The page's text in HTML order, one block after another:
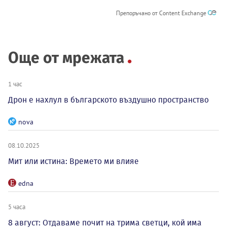
Препоръчано от Content Exchange
Още от мрежата
1 час
Дрон е нахлул в българското въздушно пространство
nova
08.10.2025
Мит или истина: Времето ми влияе
edna
5 часа
8 август: Отдаваме почит на трима светци, кой има